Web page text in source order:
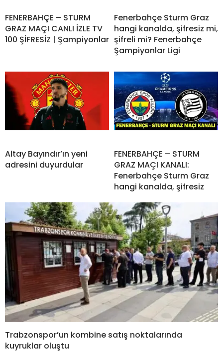
FENERBAHÇE – STURM
GRAZ MAÇI CANLI İZLE TV
100 ŞİFRESİZ | Şampiyonlar
Fenerbahçe Sturm Graz
hangi kanalda, şifresiz mi,
şifreli mi? Fenerbahçe
Şampiyonlar Ligi
Altay Bayındır’ın yeni
adresini duyurdular
FENERBAHÇE – STURM
GRAZ MAÇI KANALI:
Fenerbahçe Sturm Graz
hangi kanalda, şifresiz
Trabzonspor’un kombine satış noktalarında
kuyruklar oluştu